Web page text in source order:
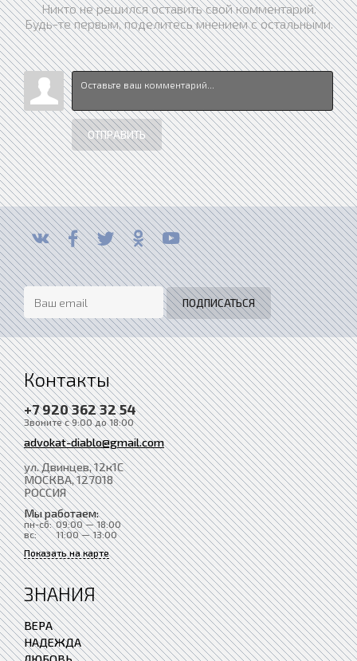
Никто не решился оставить свой комментарий.
Будь-те первым, поделитесь мнением с остальными.
ОТПРАВИТЬ
Контакты
+7 920 362 32 54
Звоните с 9:00 до 18:00
advokat-diablo@gmail.com
ул. Двинцев, 12к1С
МОСКВА, 127018
РОССИЯ
Мы работаем:
пн-сб: 09:00 — 18:00
вс:
11:00 — 13:00
Показать на карте
ЗНАНИЯ
ВЕРА
НАДЕЖДА